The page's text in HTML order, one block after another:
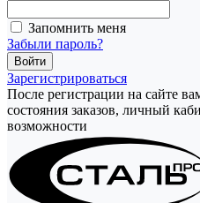
Запомнить меня
Забыли пароль?
Зарегистрироваться
После регистрации на сайте
состояния заказов, личный
возможности